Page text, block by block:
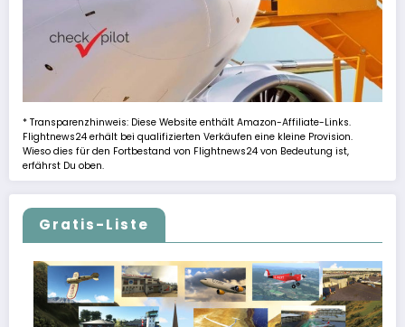
* Transparenzhinweis: Diese Website enthält Amazon-Affiliate-Links.
Flightnews24 erhält bei qualifizierten Verkäufen eine kleine Provision.
Wieso dies für den Fortbestand von Flightnews24 von Bedeutung ist,
erfährst Du oben.
Gratis-Liste